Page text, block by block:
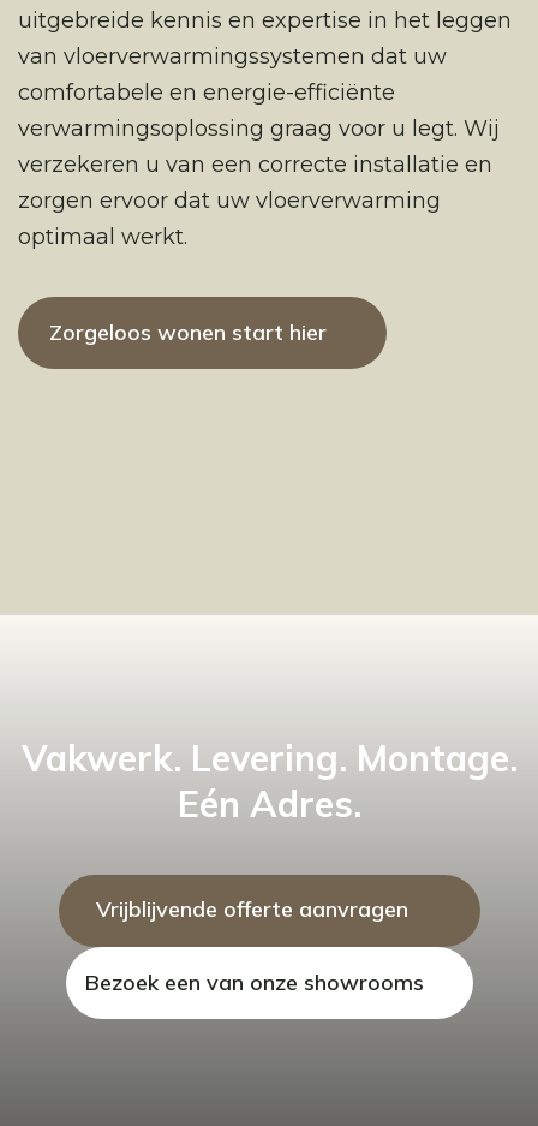
uitgebreide kennis en expertise in het leggen
van vloerverwarmingssystemen dat uw
comfortabele en energie-efficiënte
verwarmingsoplossing graag voor u legt. Wij
verzekeren u van een correcte installatie en
zorgen ervoor dat uw vloerverwarming
optimaal werkt.
Zorgeloos wonen start hier
Vakwerk. Levering. Montage.
Eén Adres.
Vrijblijvende offerte aanvragen
Bezoek een van onze showrooms